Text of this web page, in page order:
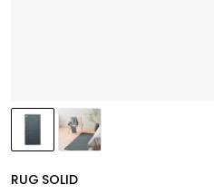
RUG SOLID